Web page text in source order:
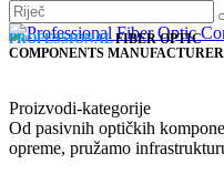
PROFESSIONALFIBER OPTIC
COMPONENTS MANUFACTURER
Proizvodi-kategorije
Od pasivnih optičkih
opreme, pružamo